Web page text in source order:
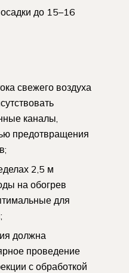
до 15–16
свежего воздуха
каналы,
предотвращения
2,5 м
на обогрев
для
должна
проведение
с обработкой